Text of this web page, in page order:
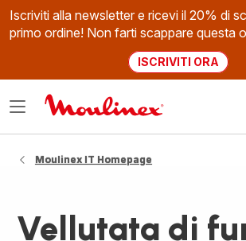
Iscriviti alla newsletter e ricevi il 20% di
primo ordine! Non farti scappare questa
ISCRIVITI ORA
Apri
Moulinex IT Homepage
Vellutata di